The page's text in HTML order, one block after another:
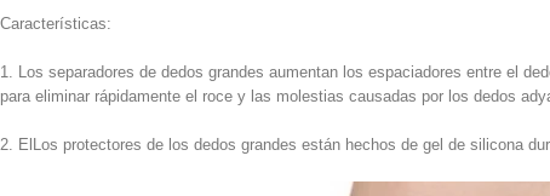
Características:
1. Los separadores de dedos grandes aumentan los espaciadores entre el
para eliminar rápidamente el roce y las molestias causadas por los dedos
2. ElLos protectores de los dedos grandes están hechos de gel de silicona